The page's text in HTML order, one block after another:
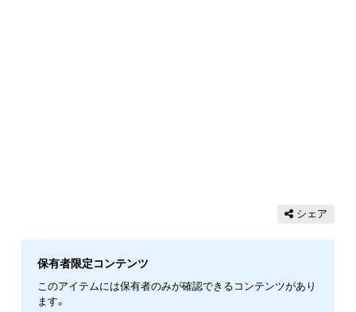
シェア
保有者限定コンテンツ
このアイテムには保有者のみが確認できるコンテンツがあり
ます。